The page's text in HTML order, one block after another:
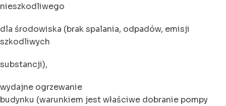
nieszkodliwego
dla środowiska (brak spalania, odpadów, emisji
szkodliwych
substancji),
wydajne ogrzewanie
budynku (warunkiem jest właściwe dobranie pompy